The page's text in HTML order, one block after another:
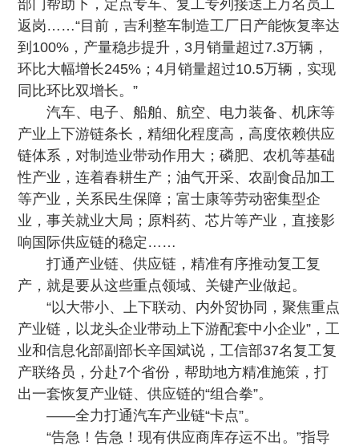
部门帮助下，定点专车、复工专列接送上万名员工
返岗……“目前，吉利整车制造工厂日产能恢复率达
到100%，产量稳步提升，3月销量超过7.3万辆，
环比大幅增长245%；4月销量超过10.5万辆，实现
同比环比双增长。”
汽车、电子、船舶、航空、电力装备、机床等
产业上下游链条长，精细化程度高，高度依赖供应
链体系，对制造业带动作用大；磷肥、农机等基础
性产业，连着春耕生产；油气开采、农副食品加工
等产业，关系民生保障；富士康等劳动密集型企
业，事关就业大局；原料药、芯片等产业，直接影
响国际供应链的稳定……
打通产业链、供应链，精准有序推动复工复
产，就是要从这些重点领域、关键产业做起。
“以大带小、上下联动、内外贸协同，聚焦重点
产业链，以龙头企业带动上下游配套中小企业”，工
业和信息化部副部长辛国斌说，工信部37名复工复
产联络员，分赴7个省份，帮助地方精准施策，打
出一套恢复产业链、供应链的“组合拳”。
——全力打通汽车产业链“卡点”。
“告急！告急！现有供应商库存运不出。”指导